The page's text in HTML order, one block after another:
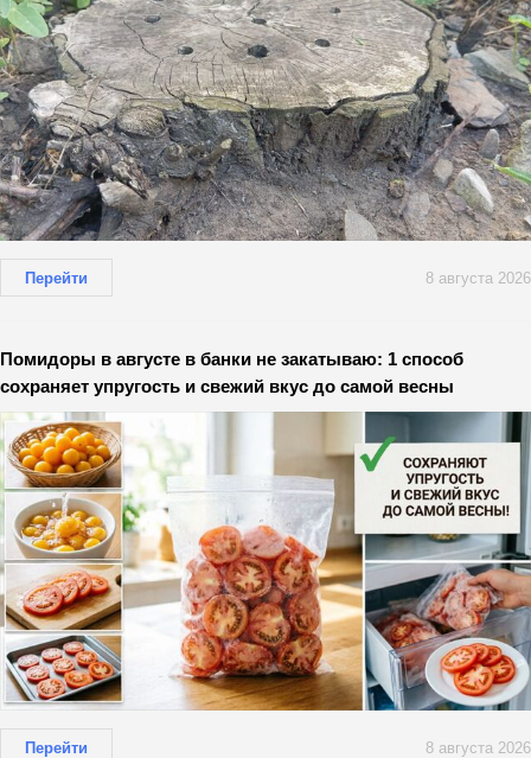
Перейти 8 августа 2026
Помидоры в августе в банки не закатываю: 1 способ
сохраняет упругость и свежий вкус до самой весны
Перейти 8 августа 2026